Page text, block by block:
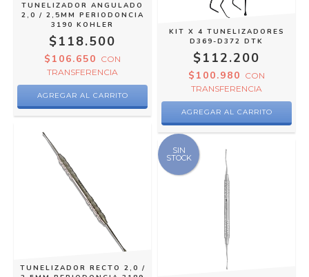
TUNELIZADOR ANGULADO
2,0 / 2,5MM PERIODONCIA
3190 KOHLER
$118.500
$106.650 CON
TRANSFERENCIA
KIT X 4 TUNELIZADORES
D369-D372 DTK
$112.200
$100.980 CON
TRANSFERENCIA
TUNELIZADOR RECTO 2,0 /
SIN
STOCK